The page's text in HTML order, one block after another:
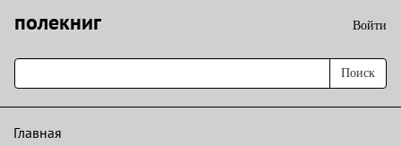
полекниг Войти
Поиск
Главная